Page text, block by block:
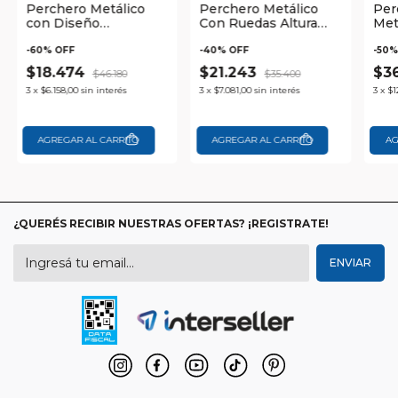
Perchero Metálico
con Diseño
Funcional Waggs
-60% OFF
$18.474 $46.180
3 x $6.158,00 sin interés
Perchero Metálico
Con Ruedas Altura
Inferior Waggs
-40% OFF
$21.243 $35.400
3 x $7.081,00 sin interés
-50
3 x
¿QUERÉS RECIBIR NUESTRAS OFERTAS? ¡REGISTRATE!